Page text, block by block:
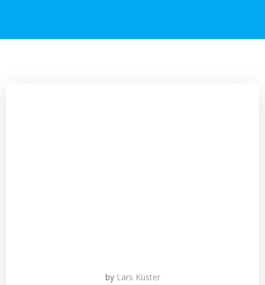
by Lars Küster